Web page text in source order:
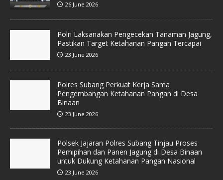
26 June 2026
Polri Laksanakan Pengecekan Tanaman Jagung,
Pastikan Target Ketahanan Pangan Tercapai
23 June 2026
Polres Subang Perkuat Kerja Sama
Pengembangan Ketahanan Pangan di Desa
Binaan
23 June 2026
Polsek Jajaran Polres Subang Tinjau Proses
Pemipihan dan Panen Jagung di Desa Binaan
untuk Dukung Ketahanan Pangan Nasional
23 June 2026